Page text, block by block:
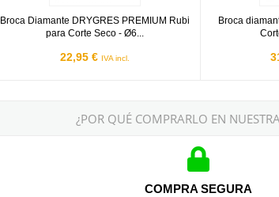
Broca Diamante DRYGRES PREMIUM Rubi
para Corte Seco - Ø6...
22,95 € IVA incl.
Broca
¿POR QUÉ COMPRARLO EN
COMPRA SEGURA